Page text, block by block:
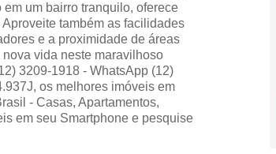
um bairro tranquilo, oferece
também as facilidades
e a proximidade de áreas
vida neste maravilhoso
3209-1918 - WhatsApp (12)
os melhores imóveis em
- Casas, Apartamentos,
em seu Smartphone e pesquise